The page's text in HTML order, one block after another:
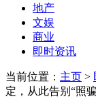
地产
文娱
商业
即时资讯
当前位置： 主页 >
定，从此告别“照